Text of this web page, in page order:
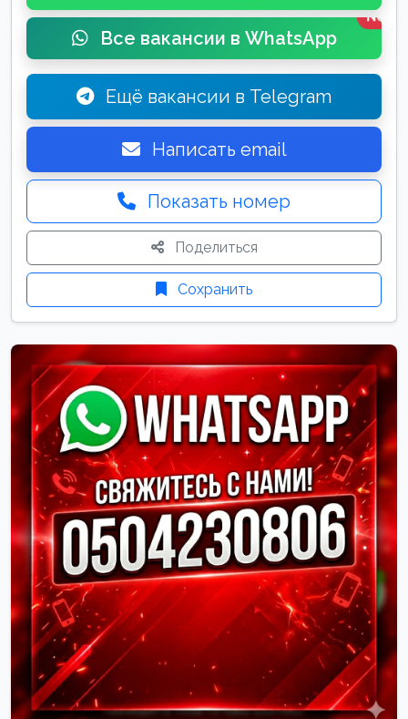
Все вакансии в WhatsApp
New
Ещё вакансии в Telegram
Написать email
Показать номер
Поделиться
Сохранить